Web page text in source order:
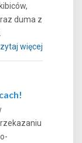
duma z
więcej